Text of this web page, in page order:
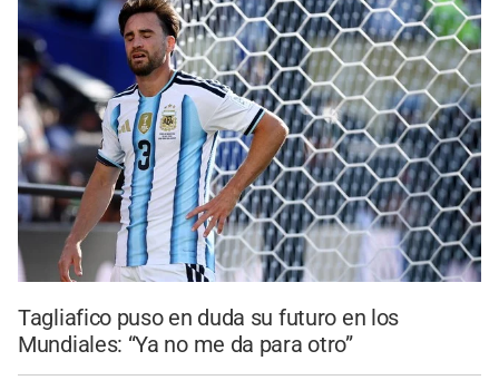
Tagliafico puso en duda su futuro en los
Mundiales: “Ya no me da para otro”